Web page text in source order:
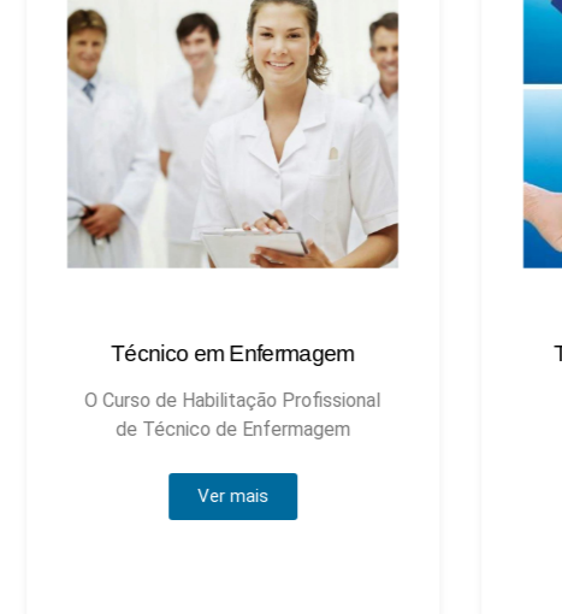
Técnico em Enfermagem
O Curso de Habilitação Profissional
de Técnico de Enfermagem
Ver mais